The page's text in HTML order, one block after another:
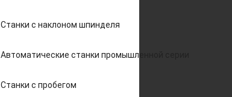
Станки с наклоном шпинделя
Автоматические станки промышленной серии
Станки с пробегом